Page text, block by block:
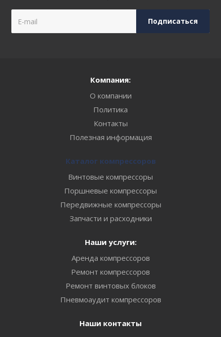
Компания:
О компании
Политика
Контакты
Полезная информация
Каталог компрессоров
Винтовые компрессоры
Поршневые компрессоры
Передвижные компрессоры
Запчасти и расходники
Наши услуги:
Аренда компрессоров
Ремонт компрессоров
Ремонт винтовых блоков
Пневмоаудит компрессоров
Наши контакты